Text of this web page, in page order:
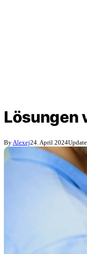
Lösungen
By Alexej24. April 2024